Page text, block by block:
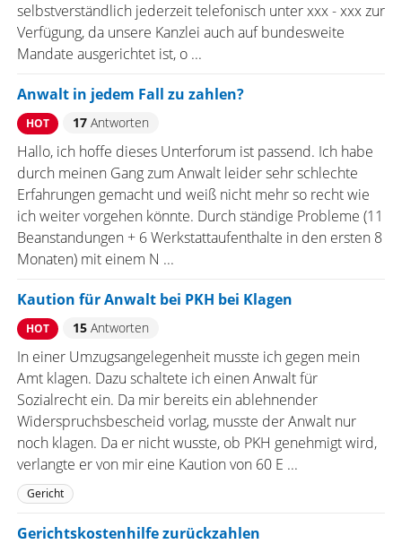
selbstverständlich jederzeit telefonisch unter xxx - xxx zur
Verfügung, da unsere Kanzlei auch auf bundesweite
Mandate ausgerichtet ist, o ...
Anwalt in jedem Fall zu zahlen?
HOT 17Antworten
Hallo, ich hoffe dieses Unterforum ist passend. Ich habe
durch meinen Gang zum Anwalt leider sehr schlechte
Erfahrungen gemacht und weiß nicht mehr so recht wie
ich weiter vorgehen könnte. Durch ständige Probleme (11
Beanstandungen + 6 Werkstattaufenthalte in den ersten 8
Monaten) mit einem N ...
Kaution für Anwalt bei PKH bei Klagen
HOT 15Antworten
In einer Umzugsangelegenheit musste ich gegen mein
Amt klagen. Dazu schaltete ich einen Anwalt für
Sozialrecht ein. Da mir bereits ein ablehnender
Widerspruchsbescheid vorlag, musste der Anwalt nur
noch klagen. Da er nicht wusste, ob PKH genehmigt wird,
verlangte er von mir eine Kaution von 60 E ...
Gericht
Gerichtskostenhilfe zurückzahlen